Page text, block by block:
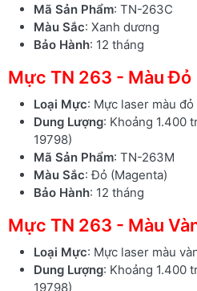
Mã Sản Phẩm: TN-263C
Màu Sắc: Xanh dương
Bảo Hành: 12 tháng
Mực TN 263 - Màu Đỏ
Loại Mực: Mực laser màu đỏ
Dung Lượng: Khoảng 1.400
19798)
Mã Sản Phẩm: TN-263M
Màu Sắc: Đỏ (Magenta)
Bảo Hành: 12 tháng
Mực TN 263 - Màu
Loại Mực: Mực laser màu
Dung Lượng: Khoảng 1.400
19798)